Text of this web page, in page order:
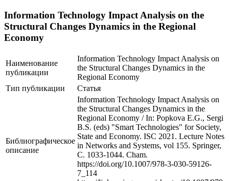
Information Technology Impact Analysis on the
Structural Changes Dynamics in the Regional
Economy
Наименование
публикации
Information Technology Impact Analysis on
the Structural Changes Dynamics in the
Regional Economy
Тип публикации
Статья
Библиографическое
описание
Information Technology Impact Analysis on
the Structural Changes Dynamics in the
Regional Economy / In: Popkova E.G., Sergi
B.S. (eds) "Smart Technologies" for Society,
State and Economy. ISC 2021. Lecture Notes
in Networks and Systems, vol 155. Springer,
С. 1033-1044. Cham.
https://doi.org/10.1007/978-3-030-59126-
7_114